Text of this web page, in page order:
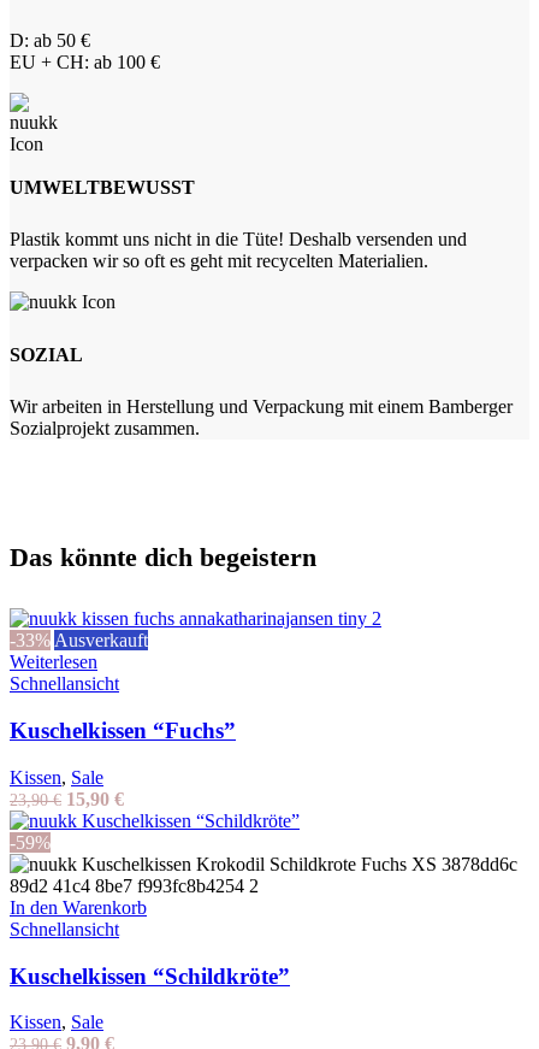
D: ab 50 €
EU + CH: ab 100 €
UMWELTBEWUSST
Plastik kommt uns nicht in die Tüte! Deshalb versenden und
verpacken wir so oft es geht mit recycelten Materialien.
SOZIAL
Wir arbeiten in Herstellung und Verpackung mit einem Bamberger
Sozialprojekt zusammen.
Das könnte dich begeistern
-33%Ausverkauft
Weiterlesen
Schnellansicht
Kuschelkissen “Fuchs”
Kissen, Sale
23,90€ Ursprünglicher
Preis
23,90 €
15,90 €Aktueller
Preis
15,90 €.
-59%
In den Warenkorb
Schnellansicht
Kuschelkissen “Schildkröte”
Kissen, Sale
23,90€ Ursprünglicher
9,90 €Aktueller